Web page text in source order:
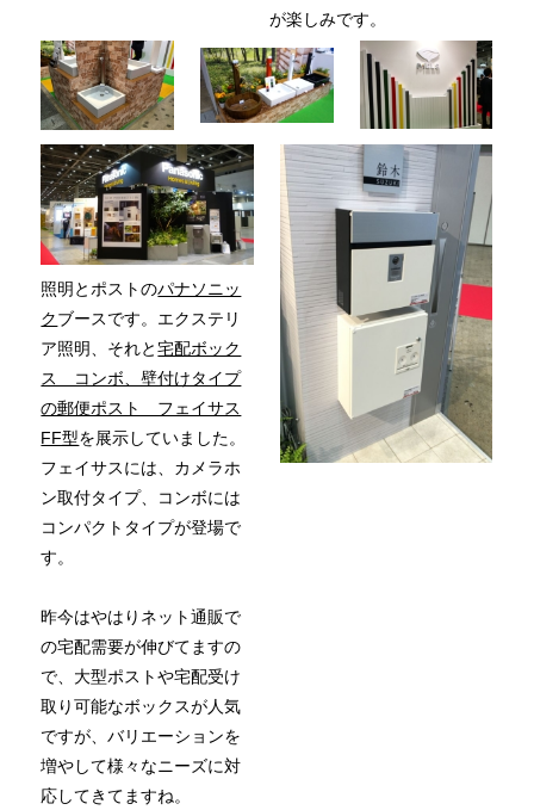
が楽しみです。
照明とポストのパナソニッ
クブースです。エクステリ
ア照明、それと宅配ボック
ス コンボ、壁付けタイプ
の郵便ポスト フェイサス
FF型を展示していました。
フェイサスには、カメラホ
ン取付タイプ、コンボには
コンパクトタイプが登場で
す。
昨今はやはりネット通販で
の宅配需要が伸びてますの
で、大型ポストや宅配受け
取り可能なボックスが人気
ですが、バリエーションを
増やして様々なニーズに対
応してきてますね。